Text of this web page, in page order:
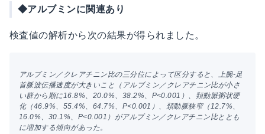
◆アルブミンに関連あり
検査値の解析から次の結果が得られました。
アルブミン／クレアチニン比の三分位によって区分すると、上腕-足
首脈波伝播速度が大きいこと（アルブミン／クレアチニン比が小さ
い群から順に16.8%、20.0%、38.2%、P<0.001）、頚動脈粥状硬
化（46.9%、55.4%、64.7%、P<0.001）、頚動脈狭窄（12.7%、
16.0%、30.1%、P<0.001）がアルブミン／クレアチニン比ととも
に増加する傾向があった。